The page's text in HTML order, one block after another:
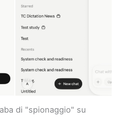
di "spionaggio" su